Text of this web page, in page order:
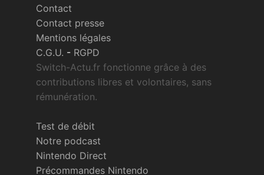
Contact
Contact presse
Mentions légales
C.G.U. - RGPD
Switch-Actu.fr fonctionne grâce à des
contributions libres et volontaires, sans
rémunération.
Test de débit
Notre podcast
Nintendo Direct
Précommandes Nintendo